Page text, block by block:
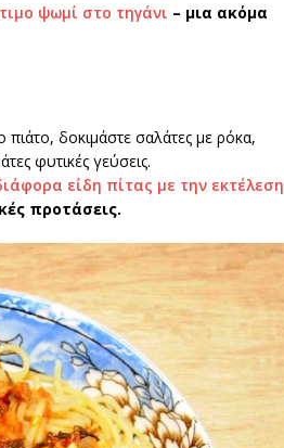
ψωμί στο τηγάνι – μια ακόμα
δοκιμάστε σαλάτες με ρόκα,
φυτικές γεύσεις.
είδη πίτας με την εκτέλεση
προτάσεις.